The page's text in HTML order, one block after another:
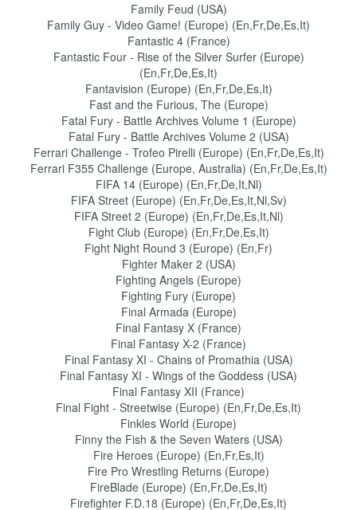
Family Feud (USA)
Family Guy - Video Game! (Europe) (En,Fr,De,Es,It)
Fantastic 4 (France)
Fantastic Four - Rise of the Silver Surfer (Europe)
(En,Fr,De,Es,It)
Fantavision (Europe) (En,Fr,De,Es,It)
Fast and the Furious, The (Europe)
Fatal Fury - Battle Archives Volume 1 (Europe)
Fatal Fury - Battle Archives Volume 2 (USA)
Ferrari Challenge - Trofeo Pirelli (Europe) (En,Fr,De,Es,It)
Ferrari F355 Challenge (Europe, Australia) (En,Fr,De,Es,It)
FIFA 14 (Europe) (En,Fr,De,It,Nl)
FIFA Street (Europe) (En,Fr,De,Es,It,Nl,Sv)
FIFA Street 2 (Europe) (En,Fr,De,Es,It,Nl)
Fight Club (Europe) (En,Fr,De,Es,It)
Fight Night Round 3 (Europe) (En,Fr)
Fighter Maker 2 (USA)
Fighting Angels (Europe)
Fighting Fury (Europe)
Final Armada (Europe)
Final Fantasy X (France)
Final Fantasy X-2 (France)
Final Fantasy XI - Chains of Promathia (USA)
Final Fantasy XI - Wings of the Goddess (USA)
Final Fantasy XII (France)
Final Fight - Streetwise (Europe) (En,Fr,De,Es,It)
Finkles World (Europe)
Finny the Fish & the Seven Waters (USA)
Fire Heroes (Europe) (En,Fr,Es,It)
Fire Pro Wrestling Returns (Europe)
FireBlade (Europe) (En,Fr,De,Es,It)
Firefighter F.D.18 (Europe) (En,Fr,De,Es,It)